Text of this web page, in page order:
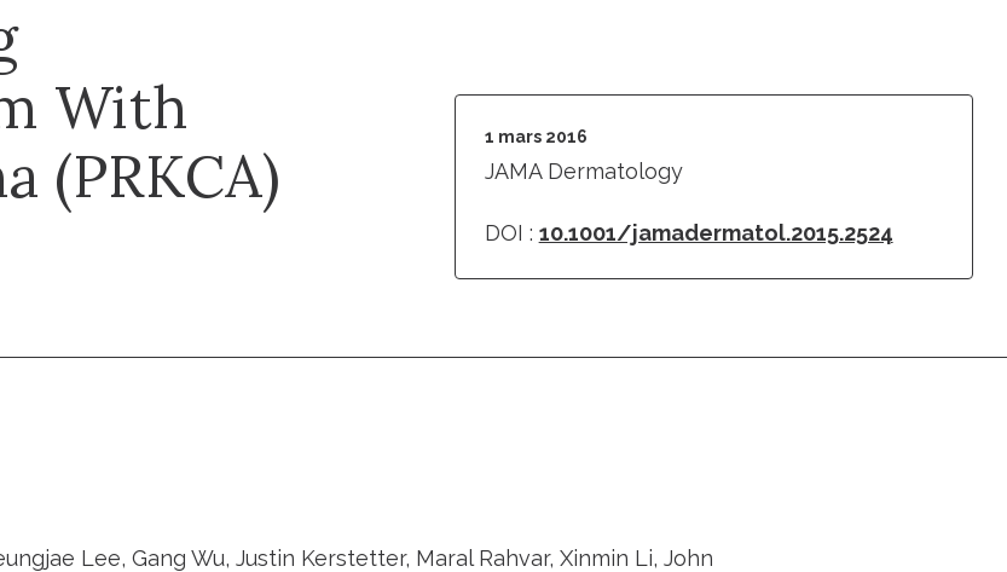
With
(PRKCA)
1 mars 2016
JAMA Dermatology
DOI : 10.1001/jamadermatol.2015.2524
Lee, Gang Wu, Justin Kerstetter, Maral Rahvar, Xinmin Li, John